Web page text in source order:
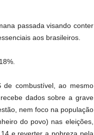
passada visando conter
aos brasileiros.
de combustível, ao mesmo
dados sobre a grave
nem foco na população
do povo) nas eleições,